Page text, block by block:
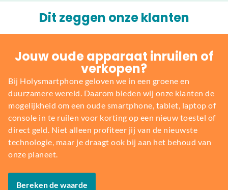
Dit zeggen onze klanten
Jouw oude apparaat inruilen of
verkopen?
Bij Holysmartphone geloven we in een groene en
duurzamere wereld. Daarom bieden wij onze klanten de
mogelijkheid om een oude smartphone, tablet, laptop of
console in te ruilen voor korting op een nieuw toestel of
direct geld. Niet alleen profiteer jij van de nieuwste
technologie, maar je draagt ook bij aan het behoud van
onze planeet.
Bereken de waarde